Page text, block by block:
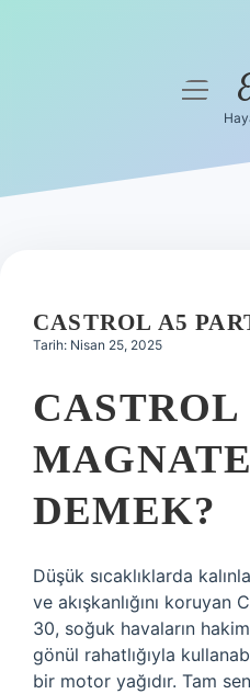
Hakkımızda
menüyü
CASTROL A5
Tarih: Nisan 25, 2025
CASTROL
DEMEK?
Düşük sıcaklıklarda
ve akışkanlığını
30, soğuk havaların
gönül rahatlığıyla
bir motor yağıdır. Tam